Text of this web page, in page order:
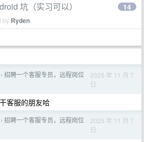
坑（实习可以）
by Ryden
14
› 招聘一个客服专员，远程岗位
2025 年 11 月 7
日
客服的朋友哈
› 招聘一个客服专员，远程岗位
2025 年 11 月 7
日